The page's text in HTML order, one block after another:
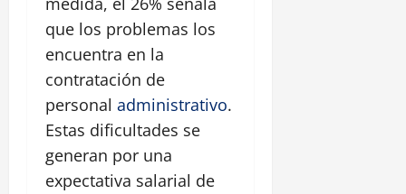
que los problemas los
encuentra en la
contratación de
personal administrativo.
Estas dificultades se
generan por una
expectativa salarial de